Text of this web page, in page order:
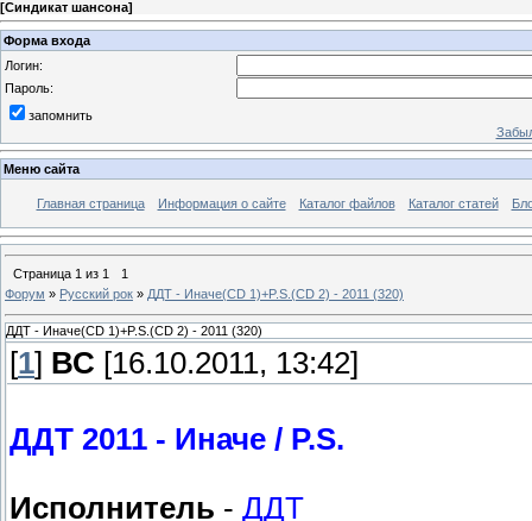
[Синдикат шансона]
Форма входа
Логин:
Пароль:
запомнить
Меню сайта
Главная страница Информация о сайте Каталог файлов Каталог статей
Страница 1 из 1
1
Форум » Русский рок » ДДТ - Иначе(CD 1)+P.S.(CD 2) - 2011 (320)
ДДТ - Иначе(CD 1)+P.S.(CD 2) - 2011 (320)
[1] ВС [16.10.2011, 13:42]
ДДТ 2011 - Иначе / P.S.
Исполнитель - ДДТ